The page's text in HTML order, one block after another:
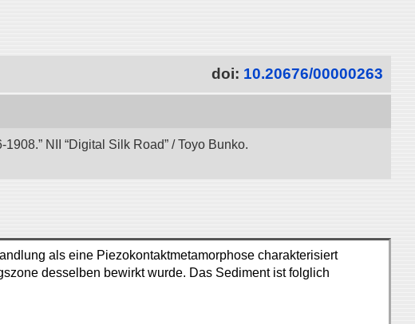
doi: 10.20676/00000263
NII “Digital Silk Road” / Toyo Bunko.
als eine Piezokontaktmetamorphose charakterisiert
desselben bewirkt wurde. Das Sediment ist folglich